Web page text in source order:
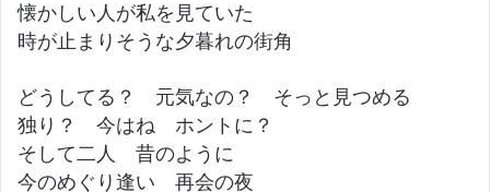
懐かしい人が私を見ていた
時が止まりそうな夕暮れの街角
どうしてる？ 元気なの？ そっと見つめる
独り？ 今はね ホントに？
そして二人 昔のように
今のめぐり逢い 再会の夜